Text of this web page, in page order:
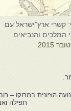
קשרי ארץ־ישראל עם
המלכים והנביאים
הציונית במרוקו –
תפילה